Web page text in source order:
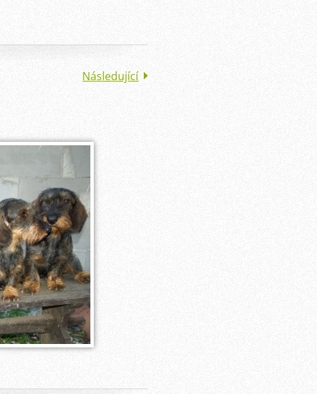
Následující